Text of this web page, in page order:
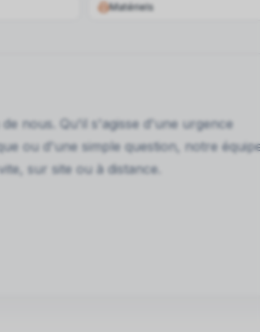
Matériels
nous. Qu'il s'agisse d'une urgence
ou d'une simple question, notre
sur site ou à distance.